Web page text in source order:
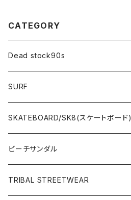
CATEGORY
Dead stock90s
SURF
WetSuits(ウェットスーツ )
Surf Board(サーフボード )
OTHERS(サーフ小物)
SKATEBOARD/SK8(スケートボード)
CLOTHING(アパレル)
DECK(デッキ)
ビーチサンダル
TRIBAL STREETWEAR